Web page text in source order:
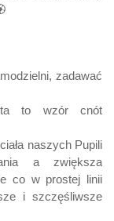
zadawać
to wzór cnót
naszych Pupili
a zwiększa
co w prostej linii
i szczęśliwsze